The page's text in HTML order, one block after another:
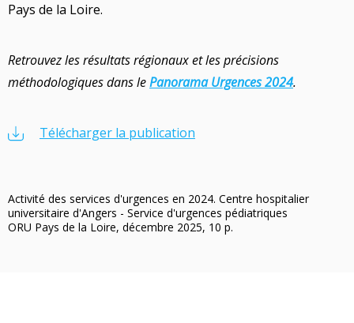
Pays de la Loire.
Retrouvez les résultats régionaux et les précisions
méthodologiques dans lePanorama Urgences 2024.
Télécharger la publication
Activité des services d'urgences en 2024. Centre hospitalier
universitaire d'Angers - Service d'urgences pédiatriques
ORU Pays de la Loire, décembre 2025, 10 p.